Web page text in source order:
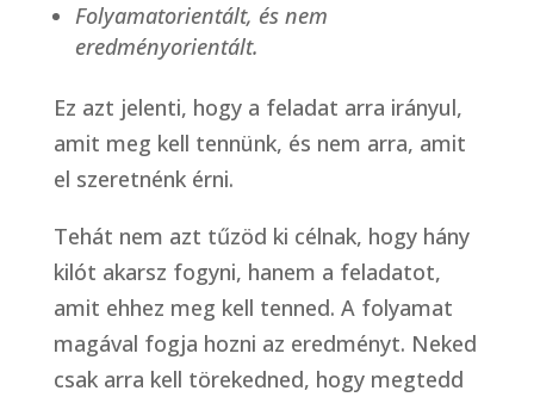
Folyamatorientált, és nem
eredményorientált.
Ez azt jelenti, hogy a feladat arra irányul,
amit meg kell tennünk, és nem arra, amit
el szeretnénk érni.
Tehát nem azt tűzöd ki célnak, hogy hány
kilót akarsz fogyni, hanem a feladatot,
amit ehhez meg kell tenned. A folyamat
magával fogja hozni az eredményt. Neked
csak arra kell törekedned, hogy megtedd